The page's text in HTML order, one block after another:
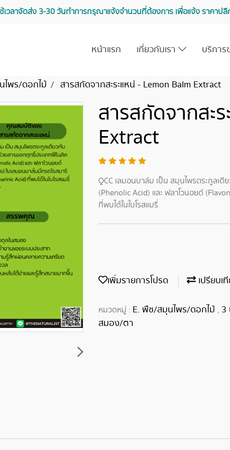
ลาจัดส่ง 3-30 วันทำการ กรุณาแจ้งจำนวนที่ต้องการ เพื่อแจ้ง ราคาป
หน้าแรก เกี่ยวกับเรา บริการ
ไพร/ดอกไม้ สารสกัดจากสะระแหน่ - Lemon Balm Extract
สารสกัดจากสะ
Extract
QCC เลมอนบาล์ม เป็น สมุนไพรตระกูล
(Phenolic Acid) และ ฟลาโวนอยด์
ที่พบได้ในใบโรสแมรี่
เพิ่มรายการโปรด เปรียบเ
หมวดหมู่ : E. พืช/สมุนไพร/ดอกไม้ , 3
สมอง/ตา